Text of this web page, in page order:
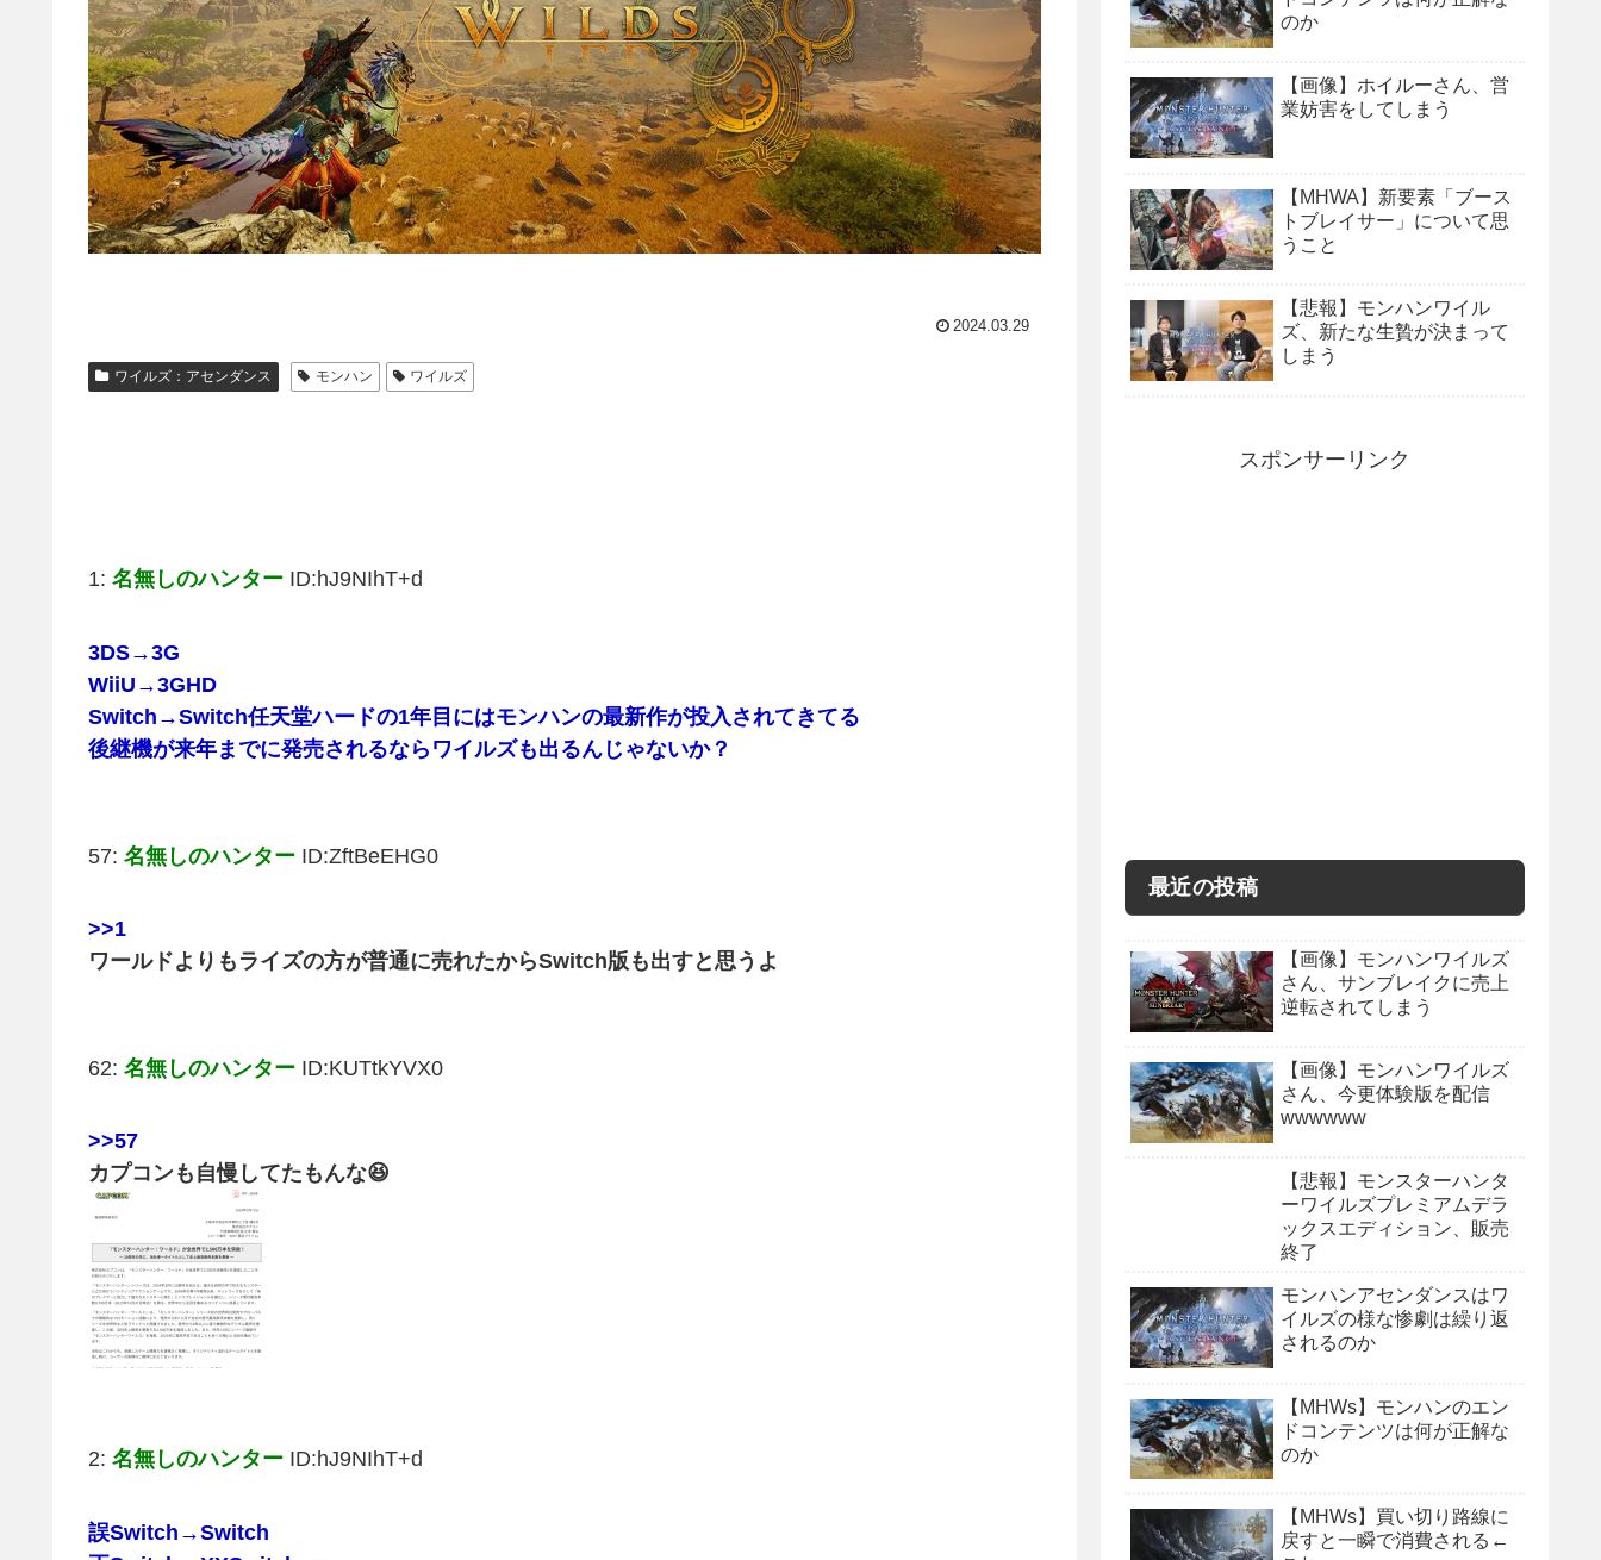
2024.03.29
ワイルズ：アセンダンス モンハン ワイルズ
1: 名無しのハンター ID:hJ9NIhT+d
3DS→3G
WiiU→3GHD
Switch→Switch任天堂ハードの1年目にはモンハンの最新作が投入されてきてる
後継機が来年までに発売されるならワイルズも出るんじゃないか？
57: 名無しのハンター ID:ZftBeEHG0
>>1
ワールドよりもライズの方が普通に売れたからSwitch版も出すと思うよ
62: 名無しのハンター ID:KUTtkYVX0
>>57
カプコンも自慢してたもんな😆
2: 名無しのハンター ID:hJ9NIhT+d
誤Switch→Switch
のか
【画像】ホイルーさん、営
業妨害をしてしまう
【MHWA】新要素「ブース
トブレイサー」について思
うこと
【悲報】モンハンワイル
ズ、新たな生贄が決まって
しまう
スポンサーリンク
最近の投稿
【画像】モンハンワイルズ
さん、サンブレイクに売上
逆転されてしまう
【画像】モンハンワイルズ
さん、今更体験版を配信
wwwwww
【悲報】モンスターハンタ
ーワイルズプレミアムデラ
ックスエディション、販売
終了
モンハンアセンダンスはワ
イルズの様な惨劇は繰り返
されるのか
【MHWs】モンハンのエン
ドコンテンツは何が正解な
のか
【MHWs】買い切り路線に
戻すと一瞬で消費される←